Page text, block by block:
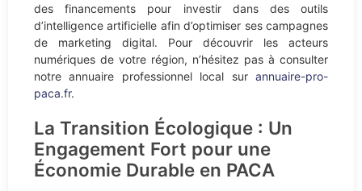
des financements pour investir dans des outils
d’intelligence artificielle afin d’optimiser ses campagnes
de marketing digital. Pour découvrir les acteurs
numériques de votre région, n’hésitez pas à consulter
notre annuaire professionnel local sur annuaire-pro-
paca.fr.
La Transition Écologique : Un
Engagement Fort pour une
Économie Durable en PACA